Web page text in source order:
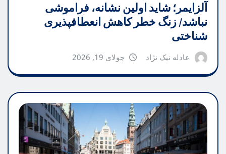
آلزایمر؛ شاید اولین نشانه، فراموشی
نباشد/ زنگ خطر کاهش انعطافپذیری
شناختی
عادله نیک نژاد جولای 19, 2026